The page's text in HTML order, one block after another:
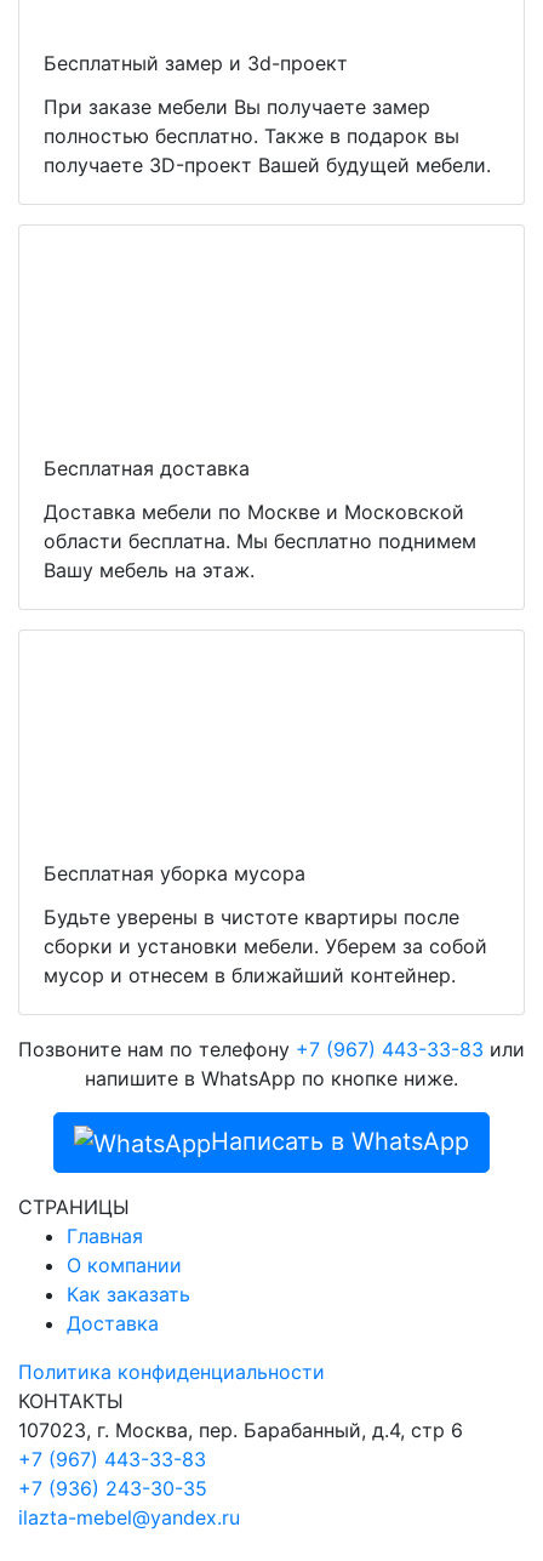
Бесплатный замер и 3d-проект
При заказе мебели Вы получаете замер
полностью бесплатно. Также в подарок вы
получаете 3D-проект Вашей будущей мебели.
Бесплатная доставка
Доставка мебели по Москве и Московской
области бесплатна. Мы бесплатно поднимем
Вашу мебель на этаж.
Бесплатная уборка мусора
Будьте уверены в чистоте квартиры после
сборки и установки мебели. Уберем за собой
мусор и отнесем в ближайший контейнер.
Позвоните нам по телефону +7 (967) 443-33-83 или
напишите в WhatsApp по кнопке ниже.
Написать в WhatsApp
СТРАНИЦЫ
Главная
О компании
Как заказать
Доставка
Политика конфиденциальности
КОНТАКТЫ
107023, г. Москва, пер. Барабанный, д.4, стр 6
+7 (967) 443-33-83
+7 (936) 243-30-35
ilazta-mebel@yandex.ru